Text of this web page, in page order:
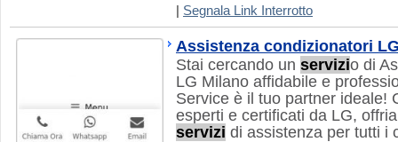
Segnala Link Interrotto
Assistenza condizionatori
Stai cercando un servizio di
LG Milano affidabile e
Service è il tuo partner ideale!
esperti e certificati da LG,
servizi di assistenza per tutti i